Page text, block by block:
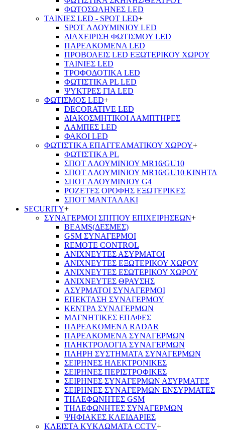
ΦΩΤΟΣΩΛΗΝΕΣ LED
ΤΑΙΝΙΕΣ LED - SPOT LED+
SPOT ΑΛΟΥΜΙΝΙΟΥ LED
ΔΙΑΧΕΙΡΙΣΗ ΦΩΤΙΣΜΟΥ LED
ΠΑΡΕΛΚΟΜΕΝΑ LED
ΠΡΟΒΟΛΕΙΣ LED ΕΞΩΤΕΡΙΚΟΥ ΧΩΡΟΥ
ΤΑΙΝΙΕΣ LED
ΤΡΟΦΟΔΟΤΙΚΑ LED
ΦΩΤΙΣΤΙΚΑ PL LED
ΨΥΚΤΡΕΣ ΓΙΑ LED
ΦΩΤΙΣΜΟΣ LED+
DECORATIVE LED
ΔΙΑΚΟΣΜΗΤΙΚΟΙ ΛΑΜΠΤΗΡΕΣ
ΛΑΜΠΕΣ LED
ΦΑΚΟΙ LED
ΦΩΤΙΣΤΙΚΑ ΕΠΑΓΓΕΛΜΑΤΙΚΟΥ ΧΩΡΟΥ+
ΦΩΤΙΣΤΙΚΑ PL
ΣΠΟΤ ΑΛΟΥΜΙΝΙΟΥ MR16/GU10
ΣΠΟΤ ΑΛΟΥΜΙΝΙΟΥ MR16/GU10 ΚΙΝΗΤΑ
ΣΠΟΤ ΑΛΟΥΜΙΝΙΟΥ G4
ΡΟΖΕΤΕΣ ΟΡΟΦΗΣ ΕΞΩΤΕΡΙΚΕΣ
ΣΠΟΤ ΜΑΝΤΑΛΑΚΙ
SECURITY+
ΣΥΝΑΓΕΡΜΟΙ ΣΠΙΤΙΟΥ ΕΠΙΧΕΙΡΗΣΕΩΝ+
BEAMS(ΔΕΣΜΕΣ)
GSM ΣΥΝΑΓΕΡΜΟΙ
REMOTE CONTROL
ΑΝΙΧΝΕΥΤΕΣ ΑΣΥΡΜΑΤΟΙ
ΑΝΙΧΝΕΥΤΕΣ ΕΞΩΤΕΡΙΚΟΥ ΧΩΡΟΥ
ΑΝΙΧΝΕΥΤΕΣ ΕΣΩΤΕΡΙΚΟΥ ΧΩΡΟΥ
ΑΝΙΧΝΕΥΤΕΣ ΘΡΑΥΣΗΣ
ΑΣΥΡΜΑΤΟΙ ΣΥΝΑΓΕΡΜΟΙ
ΕΠΕΚΤΑΣΗ ΣΥΝΑΓΕΡΜΟΥ
ΚΕΝΤΡΑ ΣΥΝΑΓΕΡΜΩΝ
ΜΑΓΝΗΤΙΚΕΣ ΕΠΑΦΕΣ
ΠΑΡΕΛΚOΜΕΝΑ RADAR
ΠΑΡΕΛΚΟΜΕΝΑ ΣΥΝΑΓΕΡΜΩΝ
ΠΛΗΚΤΡΟΛΟΓΙΑ ΣΥΝΑΓΕΡΜΩΝ
ΠΛΗΡΗ ΣΥΣΤΗΜΑΤΑ ΣΥΝΑΓΕΡΜΩΝ
ΣΕΙΡΗΝΕΣ ΗΛΕΚΤΡΟΝΙΚΕΣ
ΣΕΙΡΗΝΕΣ ΠΕΡΙΣΤΡΟΦΙΚΕΣ
ΣΕΙΡΗΝΕΣ ΣΥΝΑΓΕΡΜΩΝ ΑΣΥΡΜΑΤΕΣ
ΣΕΙΡΗΝΕΣ ΣΥΝΑΓΕΡΜΩΝ ΕΝΣΥΡΜΑΤΕΣ
ΤΗΛΕΦΩΝΗΤΕΣ GSM
ΤΗΛΕΦΩΝΗΤΕΣ ΣΥΝΑΓΕΡΜΩΝ
ΨΗΦΙΑΚΕΣ ΚΛΕΙΔΑΡΙΕΣ
ΚΛΕΙΣΤΑ ΚΥΚΛΩΜΑΤΑ CCTV+